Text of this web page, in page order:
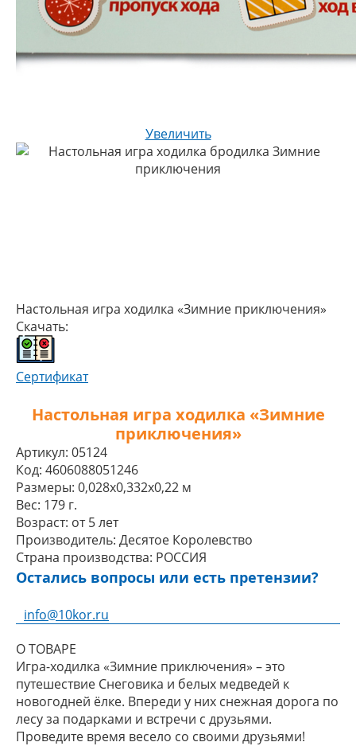
Увеличить
Настольная игра ходилка «Зимние приключения»
Скачать:
Сертификат
Настольная игра ходилка «Зимние
приключения»
Артикул: 05124
Код: 4606088051246
Размеры: 0,028x0,332x0,22 м
Вес: 179 г.
Возраст: от 5 лет
Производитель: Десятое Королевство
Страна производства: РОССИЯ
Остались вопросы или есть претензии?
info@10kor.ru
О ТОВАРЕ
Игра-ходилка «Зимние приключения» – это
путешествие Снеговика и белых медведей к
новогодней ёлке. Впереди у них снежная дорога по
лесу за подарками и встречи с друзьями.
Проведите время весело со своими друзьями!